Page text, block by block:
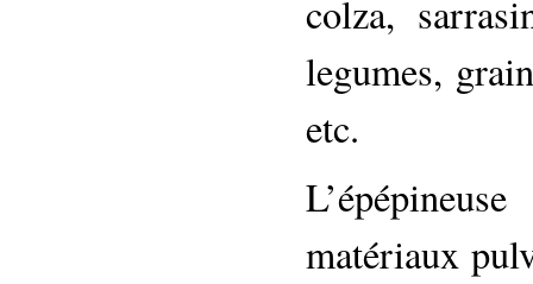
colza,
legumes,
etc.
matériaux